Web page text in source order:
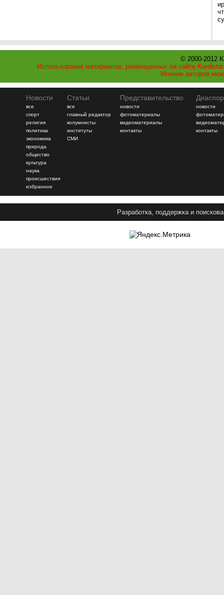
© 2000-2012
Использование материалов, размещенных на сайте
Мнение авторов
Новости
все
спорт
религия
политика
экономика
природа
общество
культура
наука
происшествия
избранное
Статьи
все
главный редактор
колумнисты
институты
СМИ
Представительство
новости
фотоматериалы
видеоматериалы
контакты
новости
контакты
Разработка, поддержка и